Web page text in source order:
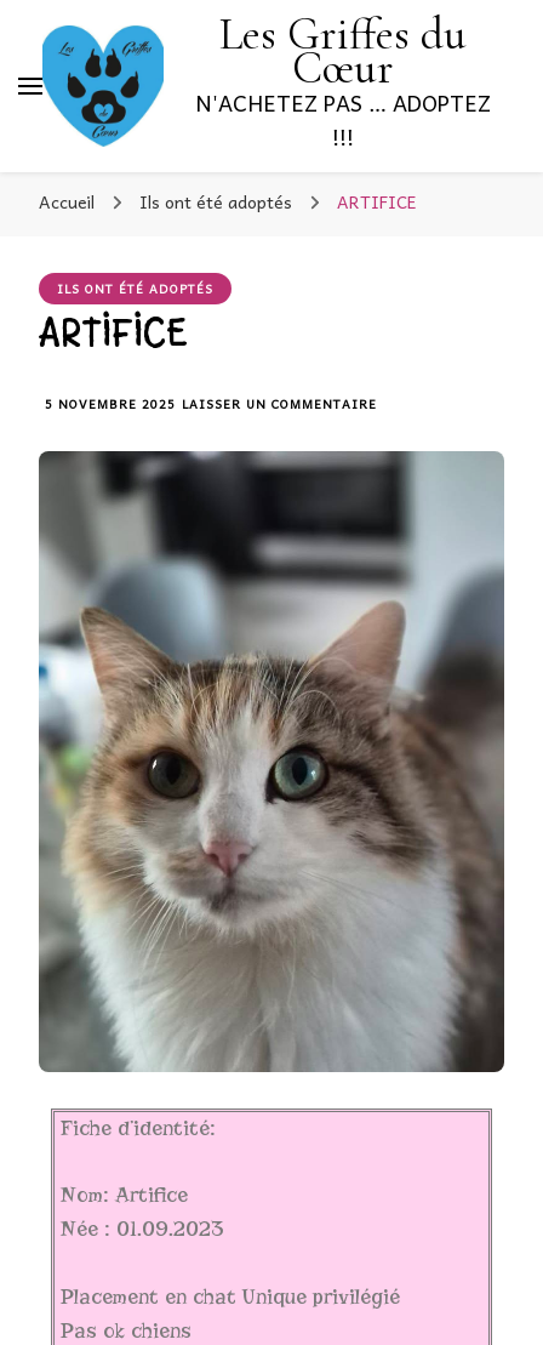
Les Griffes du
Cœur
N'ACHETEZ PAS … ADOPTEZ
!!!
Accueil Ils ont été adoptés ARTIFICE
ILS ONT ÉTÉ ADOPTÉS
ARTIFICE
5 NOVEMBRE 2025 LAISSER UN COMMENTAIRE
Fiche d’identité:
Nom: Artifice
Née : 01.09.2023
Placement en chat Unique privilégié
Pas ok chiens